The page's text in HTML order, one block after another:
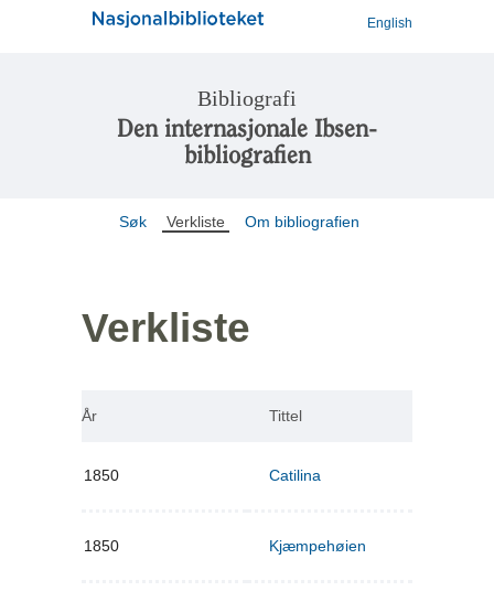
English
Bibliografi
Den internasjonale Ibsen-
bibliografien
Søk Verkliste Om bibliografien
Verkliste
År Tittel
1850 Catilina
1850 Kjæmpehøien